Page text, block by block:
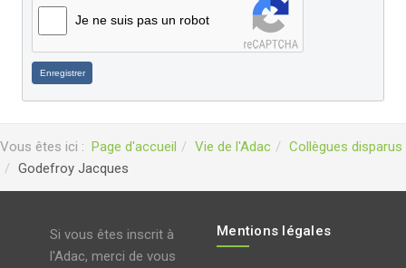
Je ne suis pas un robot
Enregistrer
Vous êtes ici : Page d'accueil Vie de l'Adac
Collègues disparus
Godefroy Jacques
Si vous êtes inscrit à
l'Adac, merci de vous
Mentions légales